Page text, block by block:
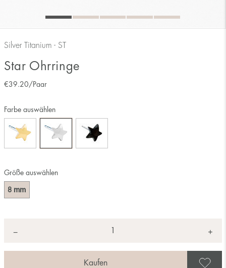
Silver Titanium - ST
Star Ohrringe
€39.20/Paar
Größe auswählen
8 mm
Farbe auswählen
− +